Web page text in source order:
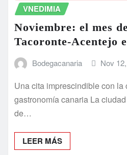
VNEDIMIA
Noviembre: el mes
Tacoronte-Acentejo
Bodegacanaria Nov
Una cita imprescindible con la
gastronomía canaria La
de…
LEER MÁS